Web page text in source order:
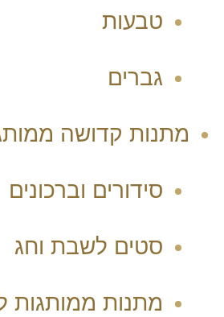
טבעות
גברים
מתנות קדושה
סידורים וברכונים
סטים לשבת וחג
מתנות ממותגות